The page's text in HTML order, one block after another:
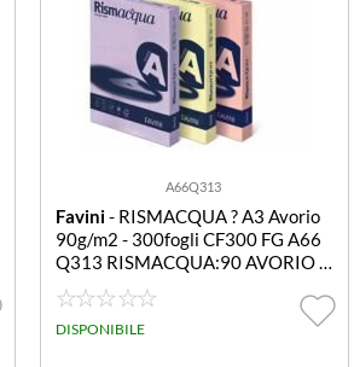
A66Q313
Favini- RISMACQUA ? A3 Avorio
90g/m2 - 300fogli CF300 FG A66
Q313 RISMACQUA:90 AVORIO 1
10 A3
DISPONIBILE